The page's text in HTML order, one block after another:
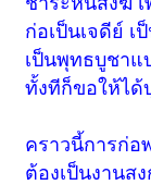
ก่อเป็นเจดีย์
เป็นพุทธบูชาแ
ทั้งทีก็ขอให้ได้
คราวนี้การก่อ
ต้องเป็นงานส